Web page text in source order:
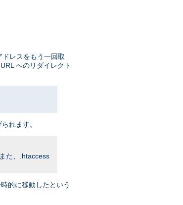
レスをもう一回取
へのリダイレクト
れます。
た、.htaccess
的に移動したという